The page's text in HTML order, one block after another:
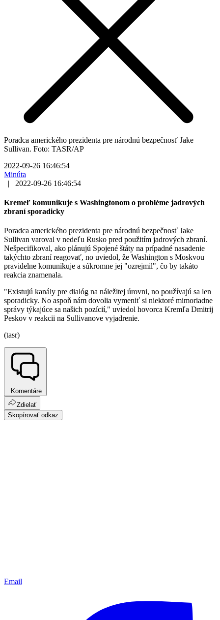
Poradca amerického prezidenta pre národnú bezpečnosť Jake
Sullivan. Foto: TASR/AP
2022-09-26 16:46:54
Minúta
|
2022-09-26 16:46:54
Kremeľ komunikuje s Washingtonom o probléme jadrových
zbraní sporadicky
Poradca amerického prezidenta pre národnú bezpečnosť Jake
Sullivan varoval v nedeľu Rusko pred použitím jadrových zbraní.
Nešpecifikoval, ako plánujú Spojené štáty na prípadné nasadenie
takýchto zbraní reagovať, no uviedol, že Washington s Moskvou
pravidelne komunikuje a súkromne jej "ozrejmil", čo by takáto
reakcia znamenala.
"Existujú kanály pre dialóg na náležitej úrovni, no používajú sa len
sporadicky. No aspoň nám dovolia vymeniť si niektoré mimoriadne
správy týkajúce sa našich pozícií," uviedol hovorca Kremľa Dmitrij
Peskov v reakcii na Sullivanove vyjadrenie.
(tasr)
Komentáre
Zdielať
Skopírovať odkaz
Email